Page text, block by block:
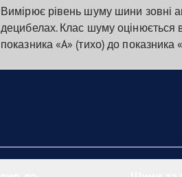
Вимірює рівень шуму шини зовні
децибелах. Клас шуму оцінюється
показника «A» (тихо) до показника